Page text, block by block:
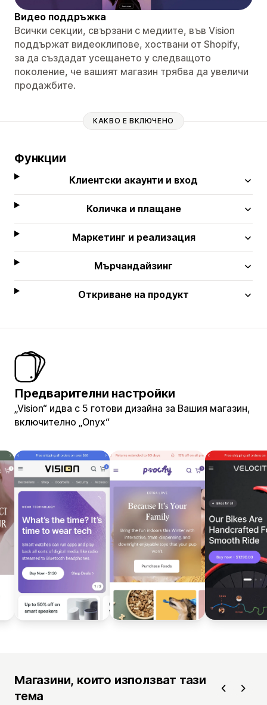
Видео поддръжка
Всички секции, свързани с медиите, във Vision
поддържат видеоклипове, хоствани от Shopify,
за да създадат усещането у следващото
поколение, че вашият магазин трябва да увеличи
продажбите.
КАКВО Е ВКЛЮЧЕНО
Функции
Клиентски акаунти и вход
Количка и плащане
Маркетинг и реализация
Мърчандайзинг
Откриване на продукт
Предварителни настройки
„Vision“ идва с 5 готови дизайна за Вашия магазин,
включително „Onyx“
Магазини, които използват тази
тема